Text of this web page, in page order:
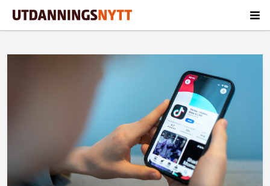
Tag:
regjeringen